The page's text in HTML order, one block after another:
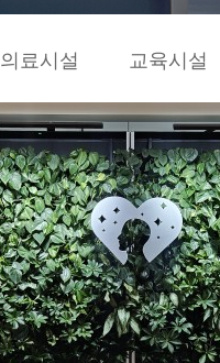
의료시설 교육시설